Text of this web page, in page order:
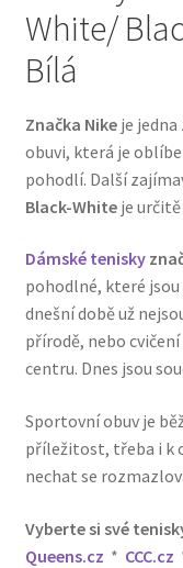
White/
Bílá
Značka Nikeje jedna
obuvi, která je
pohodlí. Další
Black-Whiteje určitě
Dámské tenisky
pohodlné, které jsou
dnešní době už
přírodě, nebo
centru. Dnes jsou
Sportovní obuv je
příležitost, třeba i k
nechat se
Vyberte si své
Queens.cz * CCC.cz